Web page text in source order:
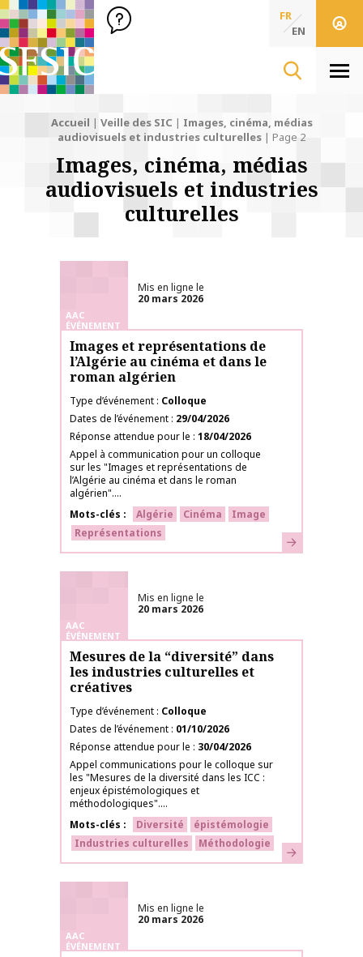
SFSIC Société Française des Sciences de l'Information & de
Société Française des Sciences
de l'Information
FR
EN
Accueil | Veille des SIC | Images, cinéma, médias
audiovisuels et industries culturelles | Page 2
Images, cinéma, médias
audiovisuels et industries
culturelles
AAC
ÉVÉNEMENT
Mis en ligne le
20 mars 2026
Images et représentations de
l’Algérie au cinéma et dans le
roman algérien
Type d’événement Colloque
Dates de l’événement 29/04/2026
Réponse attendue pour le 18/04/2026
Appel à communication pour un colloque
sur les "Images et représentations de
l’Algérie au cinéma et dans le roman
algérien"....
Mots-clés
Algérie Cinéma
Image
Représentations
En savoir plus
AAC
ÉVÉNEMENT
Mis en ligne le
20 mars 2026
Mesures de la “diversité” dans
les industries culturelles et
créatives
Type d’événement Colloque
Dates de l’événement 01/10/2026
Réponse attendue pour le
30/04/2026
Appel communications pour le colloque sur
les "Mesures de la diversité dans les ICC :
enjeux épistémologiques et
méthodologiques"....
Mots-clés
Diversité
épistémologie
Industries culturelles
Méthodologie En savoir plus
AAC
ÉVÉNEMENT
Mis en ligne le
20 mars 2026